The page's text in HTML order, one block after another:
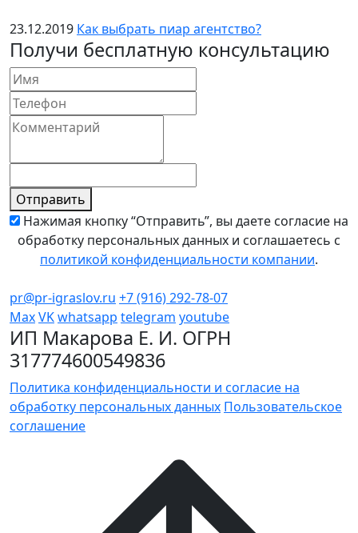
23.12.2019 Как выбрать пиар агентство?
Получи бесплатную консультацию
Отправить
Нажимая кнопку “Отправить”, вы даете согласие на
обработку персональных данных и соглашаетесь с
политикой конфиденциальности компании.
pr@pr-igraslov.ru +7 (916) 292-78-07
MaxVKwhatsapp telegram youtube
ИП Макарова Е. И. ОГРН
317774600549836
Политика конфиденциальности и согласие на
обработку персональных данных Пользовательское
соглашение